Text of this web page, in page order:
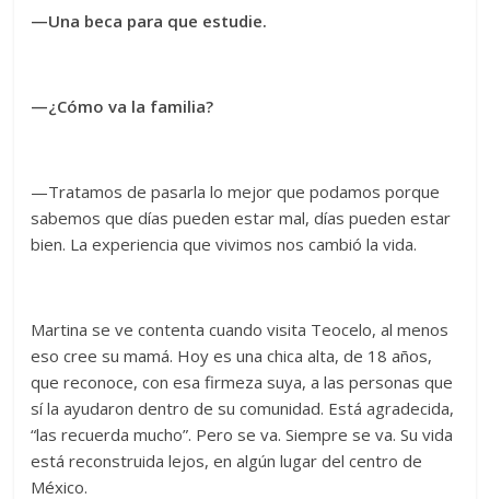
—Una beca para que estudie.
—¿Cómo va la familia?
—Tratamos de pasarla lo mejor que podamos porque
sabemos que días pueden estar mal, días pueden estar
bien. La experiencia que vivimos nos cambió la vida.
Martina se ve contenta cuando visita Teocelo, al menos
eso cree su mamá. Hoy es una chica alta, de 18 años,
que reconoce, con esa firmeza suya, a las personas que
sí la ayudaron dentro de su comunidad. Está agradecida,
“las recuerda mucho”. Pero se va. Siempre se va. Su vida
está reconstruida lejos, en algún lugar del centro de
México.